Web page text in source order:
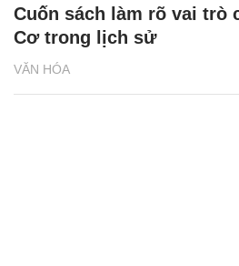
VĂN HÓA
Cuốn sách làm rõ vai trò
Cơ trong lịch sử